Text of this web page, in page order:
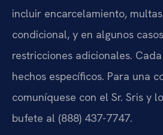
incluir encarcelamiento,
condicional, y en algunos
restricciones adicionales.
hechos específicos. Para una
comuníquese con el Sr. Sris y
bufete al (888) 437-7747.